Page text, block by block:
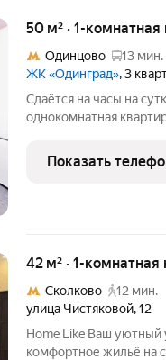
50 м² · 1-
Одинцово
13 мин.
ЖК «Одинград», 3
Сдаётся на часы на
однокомнатная
) Клинический
светофоров )
Показать
42 м² · 1-
Сколково
12 мин.
улица Чистяковой,12
Home Like Ваш уютный уголок в Москве и Подмосковье! Ищете
комфортное жильё на